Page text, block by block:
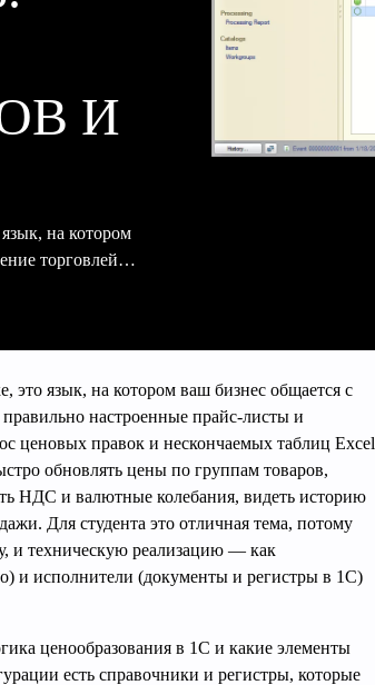
И
на котором
торговлей…
это язык, на котором ваш бизнес общается с
настроенные прайс‑листы и
ценовых правок и нескончаемых таблиц Excel
обновлять цены по группам товаров,
НДС и валютные колебания, видеть историю
Для студента это отличная тема, потому
и техническую реализацию — как
и исполнители (документы и регистры в 1С)
ценообразования в 1С и какие элементы
есть справочники и регистры, которые